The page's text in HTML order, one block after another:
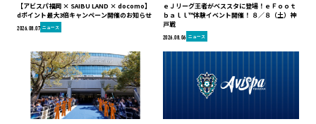
【アビスパ福岡 × SAIBU LAND × docomo】
dポイント最大3倍キャンペーン開催のお知らせ
2026.08.07 ニュース
ｅＪリーグ王者がベススタに登場！ｅＦｏｏｔ
ｂａｌｌ™体験イベント開催！ ８／８（土）神
戸戦
2026.08.06 ニュース